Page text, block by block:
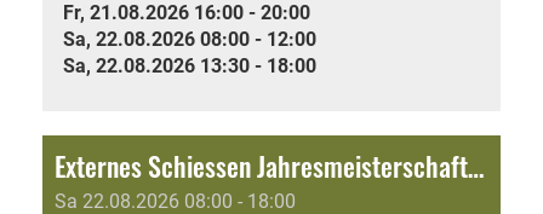
Fr, 21.08.2026 16:00 - 20:00
Sa, 22.08.2026 08:00 - 12:00
Sa, 22.08.2026 13:30 - 18:00
Externes Schiessen Jahresmeisterschaft: Fusionsschiessen 2026 - SV Thurtal
Sa 22.08.2026 08:00 - 18:00